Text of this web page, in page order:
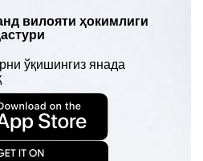
кўмаклашиш ва қўллаб -
бўйича биринчи ўринбосари
Кўрилганлиги: 1264
вилояти ҳокимлиги
ўқишингиз янада